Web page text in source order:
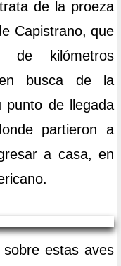
de la proeza
Capistrano, que
de kilómetros
en busca de la
punto de llegada
partieron a
a casa, en
estas aves